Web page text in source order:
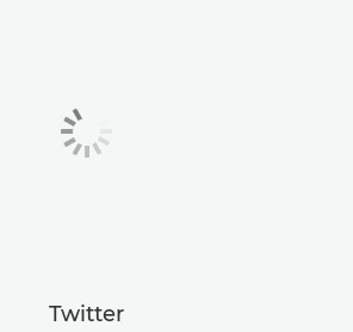
Twitter